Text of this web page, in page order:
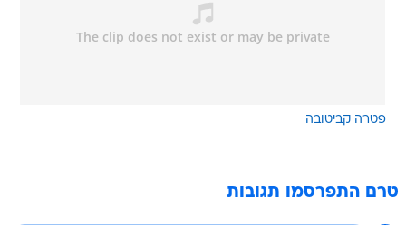
פטרה קביטובה
טרם התפרסמו תגובות